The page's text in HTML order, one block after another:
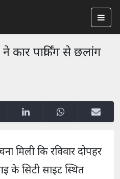
पार्किंग से छलांग
मिली कि रविवार दोपहर
सिटी साइट स्थित